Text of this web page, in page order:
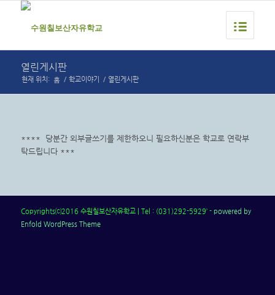
열린게시판
현재 위치: 홈 / 학교이야기 / 열린게시판
**** 당분간 외부글쓰기를 제한하오니 필요하신분은 학교로 연락부
탁드립니다 ***
Copyrights⒞2016 수원칠보산자유학교 | Tel : (031)292-5929’ - powered by
Enfold WordPress Theme